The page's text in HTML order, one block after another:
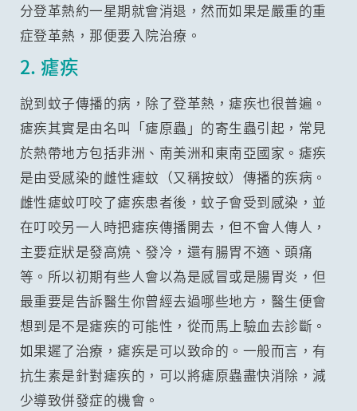
分登革熱約一星期就會消退，然而如果是嚴重的重
症登革熱，那便要入院治療。
2. 瘧疾
說到蚊子傳播的病，除了登革熱，瘧疾也很普遍。
瘧疾其實是由名叫「瘧原蟲」的寄生蟲引起，常見
於熱帶地方包括非洲、南美洲和東南亞國家。瘧疾
是由受感染的雌性瘧蚊（又稱按蚊）傳播的疾病。
雌性瘧蚊叮咬了瘧疾患者後，蚊子會受到感染，並
在叮咬另一人時把瘧疾傳播開去，但不會人傳人，
主要症狀是發高燒、發冷，還有腸胃不適、頭痛
等。所以初期有些人會以為是感冒或是腸胃炎，但
最重要是告訴醫生你曾經去過哪些地方，醫生便會
想到是不是瘧疾的可能性，從而馬上驗血去診斷。
如果遲了治療，瘧疾是可以致命的。一般而言，有
抗生素是針對瘧疾的，可以將瘧原蟲盡快消除，減
少導致併發症的機會。